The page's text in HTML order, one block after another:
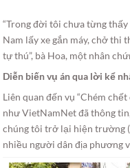
“Trong đời tôi chưa từng
Nam lấy xe gắn máy, chở thi
tự thú”, bà Hoa, một nhân
Diễn biến vụ án qua lời kể
Liên quan đến vụ “Chém
như VietNamNet đã thông
chúng tôi trở lại hiện trường
nhiều người dân địa phương